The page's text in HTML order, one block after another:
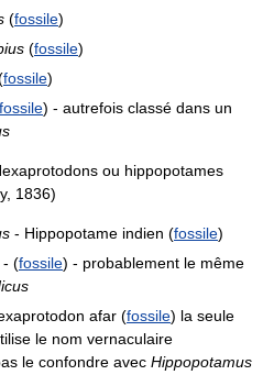
(fossile)
(fossile)
fossile)
fossile) - autrefois classé dans un
ou hippopotames
1836)
- Hippopotame indien (fossile)
- (fossile) - probablement le même
afar (fossile) la seule
le nom vernaculaire
le confondre avec Hippopotamus